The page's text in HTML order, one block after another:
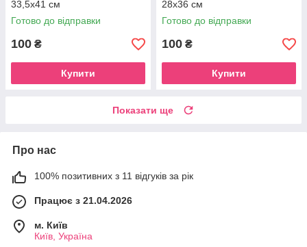
33,5х41 см
Готово до відправки
100 ₴
Купити
28х36 см
Готово до відправки
100 ₴
Купити
Показати ще
Про нас
100% позитивних з 11 відгуків за рік
Працює з 21.04.2026
м. Київ
Київ, Україна